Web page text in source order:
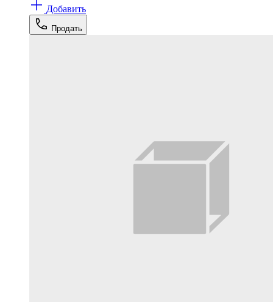
Добавить
Продать